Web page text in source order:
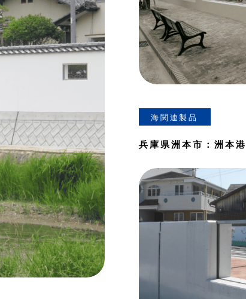
海関連製品
兵庫県洲本市：洲本港